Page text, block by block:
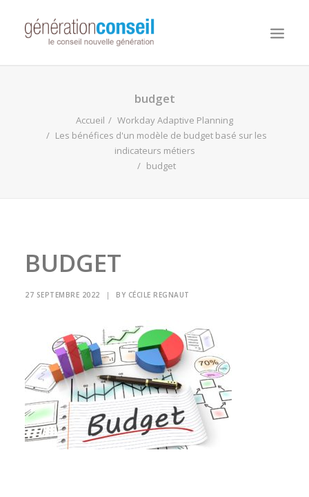
NOS MISSIONS
budget
Accueil
Workday Adaptive Planning
Les bénéfices d'un modèle de budget basé sur les
indicateurs métiers
budget
BUDGET
27 SEPTEMBRE 2022 | BY CÉCILE REGNAUT